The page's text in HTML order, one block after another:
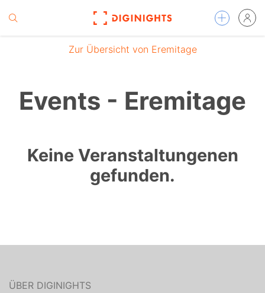
Zur Übersicht von Eremitage
Events - Eremitage
Keine Veranstaltungenen
gefunden.
ÜBER DIGINIGHTS